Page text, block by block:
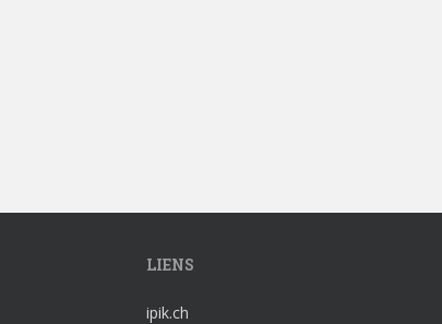
LIENS
ipik.ch